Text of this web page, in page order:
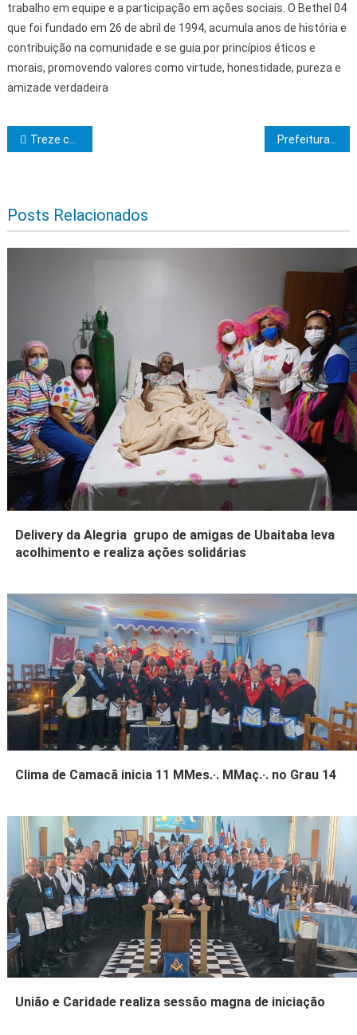
trabalho em equipe e a participação em ações sociais. O Bethel 04
que foi fundado em 26 de abril de 1994, acumula anos de história e
contribuição na comunidade e se guia por princípios éticos e
morais, promovendo valores como virtude, honestidade, pureza e
amizade verdadeira
Navegação de Post
Treze companheiros são exaltados no Sagrado Arco Real de Jerusalém
Posts Relacionados
Delivery da Alegria grupo de amigas de Ubaitaba leva
acolhimento e realiza ações solidárias
Clima de Camacã inicia 11 MMes.·. MMaç.·. no Grau 14
União e Caridade realiza sessão magna de iniciação